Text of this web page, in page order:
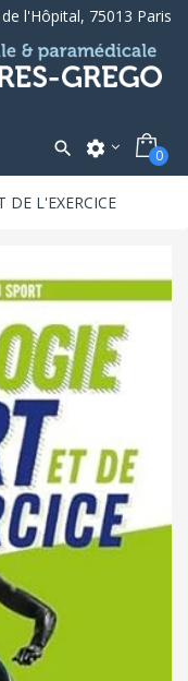
l'Hôpital, 75013 Paris
 settings 0
DE L'EXERCICE